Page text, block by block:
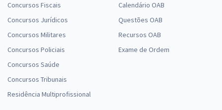
Concursos Fiscais
Concursos Jurídicos
Concursos Militares
Concursos Policiais
Concursos Saúde
Concursos Tribunais
Residência Multiprofissional
Calendário OAB
Questões OAB
Recursos OAB
Exame de Ordem